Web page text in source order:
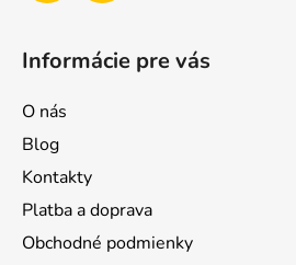
Informácie pre vás
O nás
Blog
Kontakty
Platba a doprava
Obchodné podmienky